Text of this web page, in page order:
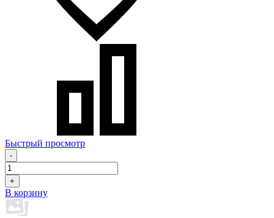
Быстрый просмотр
-
+
В корзину